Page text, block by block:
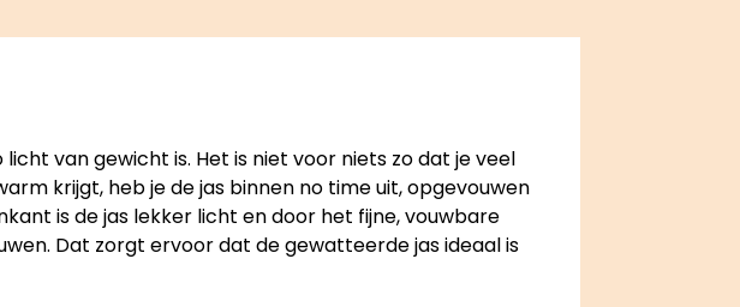
van gewicht is. Het is niet voor niets zo dat je veel
krijgt, heb je de jas binnen no time uit, opgevouwen
is de jas lekker licht en door het fijne, vouwbare
Dat zorgt ervoor dat de gewatteerde jas ideaal is